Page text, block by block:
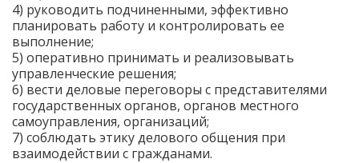
4) руководить подчиненными, эффективно
планировать работу и контролировать ее
выполнение;
5) оперативно принимать и реализовывать
управленческие решения;
6) вести деловые переговоры с представителями
государственных органов, органов местного
самоуправления, организаций;
7) соблюдать этику делового общения при
взаимодействии с гражданами.